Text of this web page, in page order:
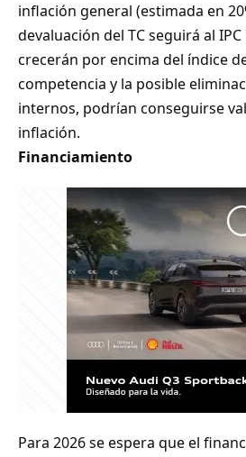
inflación general (estimada en
devaluación del TC seguirá al
crecerán por encima del índice
competencia y la posible
internos, podrían conseguirse
inflación.
Financiamiento
Para 2026 se espera que el